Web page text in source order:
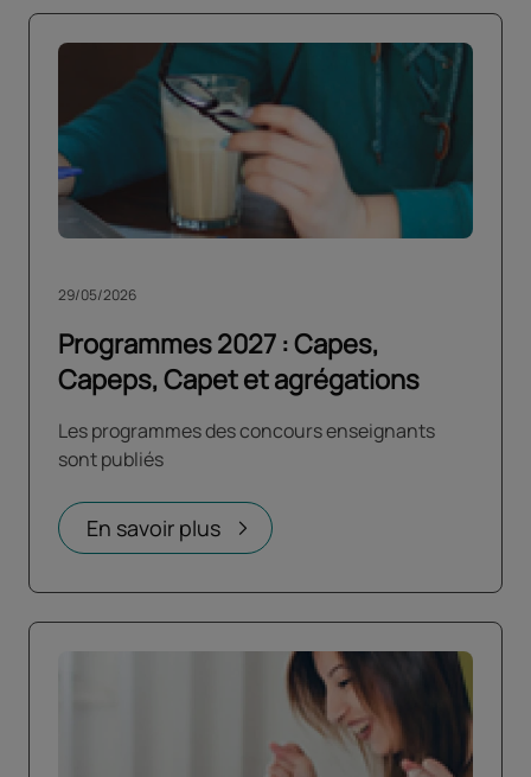
Programmes 2027 : Capes,
Capeps, Capet et agrégations
29/05/2026
Les programmes des concours enseignants
sont publiés
En savoir plus